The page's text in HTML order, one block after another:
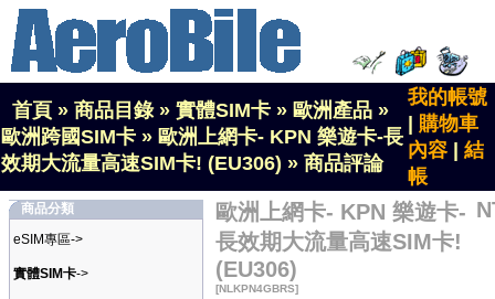
首頁 » 商品目錄» 實體SIM卡 » 歐洲產品 »
歐洲跨國SIM卡 » 歐洲上網卡- KPN 樂遊卡-長
效期大流量高速SIM卡! (EU306) » 商品評論
我的帳號
購物車
內容
結
帳
商品分類
eSIM專區->
實體SIM卡->
歐洲上網卡- KPN 樂遊卡-
長效期大流量高速SIM卡!
(EU306)
[NLKPN4GBRS]